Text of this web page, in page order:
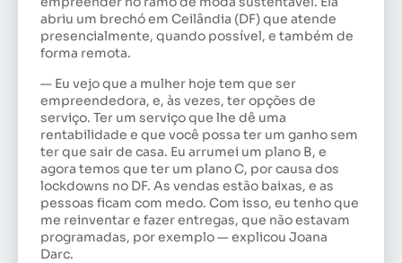
abriu um brechó em Ceilândia (DF) que atende
presencialmente, quando possível, e também de
forma remota.
— Eu vejo que a mulher hoje tem que ser
empreendedora, e, às vezes, ter opções de
serviço. Ter um serviço que lhe dê uma
rentabilidade e que você possa ter um ganho sem
ter que sair de casa. Eu arrumei um plano B, e
agora temos que ter um plano C, por causa dos
lockdowns no DF. As vendas estão baixas, e as
pessoas ficam com medo. Com isso, eu tenho que
me reinventar e fazer entregas, que não estavam
programadas, por exemplo — explicou Joana
Darc.